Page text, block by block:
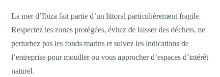
La mer d’Ibiza fait partie d’un littoral particulièrement fragile.
Respectez les zones protégées, évitez de laisser des déchets, ne
perturbez pas les fonds marins et suivez les indications de
l’entreprise pour mouiller ou vous approcher d’espaces d’intérêt
naturel.